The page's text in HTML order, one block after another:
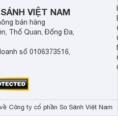
Demax, Hubert và
VIỆT NAM
bán hàng
Thổ Quan, Đống Đa,
số 0106373516,
Công ty cổ phần So Sánh Việt Nam